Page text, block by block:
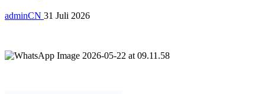
adminCN 31 Juli 2026